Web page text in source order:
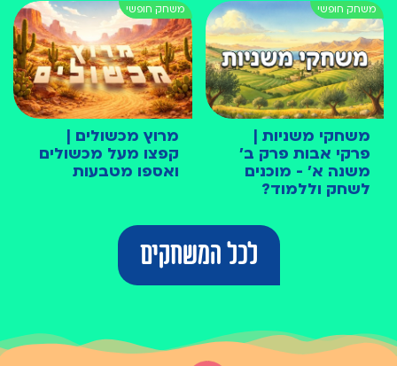
משחקי משניות |
פרקי אבות פרק ב׳
משנה א׳ - מוכנים
לשחק וללמוד?
מרוץ מכשולים |
קפצו מעל מכשולים
ואספו מטבעות
לכל המשחקים